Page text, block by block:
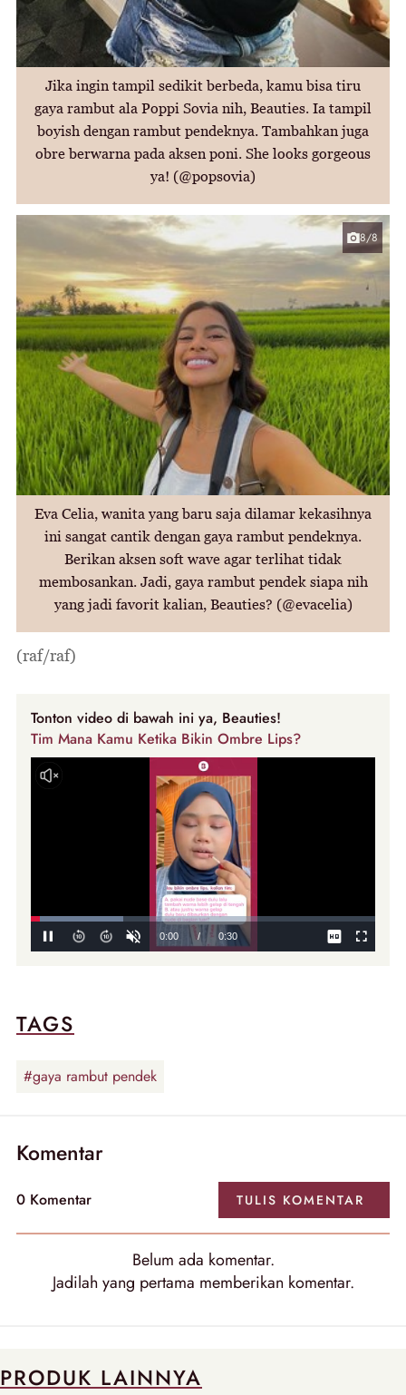
Jika ingin tampil sedikit berbeda, kamu bisa tiru
gaya rambut ala Poppi Sovia nih, Beauties. Ia tampil
boyish dengan rambut pendeknya. Tambahkan juga
obre berwarna pada aksen poni. She looks gorgeous
ya! (@popsovia)
8/8
Eva Celia, wanita yang baru saja dilamar kekasihnya
ini sangat cantik dengan gaya rambut pendeknya.
Berikan aksen soft wave agar terlihat tidak
membosankan. Jadi, gaya rambut pendek siapa nih
yang jadi favorit kalian, Beauties? (@evacelia)
(raf/raf)
Tonton video di bawah ini ya, Beauties!
Tim Mana Kamu Ketika Bikin Ombre Lips?
TAGS
#gaya rambut pendek
Komentar
0 Komentar TULIS KOMENTAR
Belum ada komentar.
Jadilah yang pertama memberikan komentar.
PRODUK LAINNYA